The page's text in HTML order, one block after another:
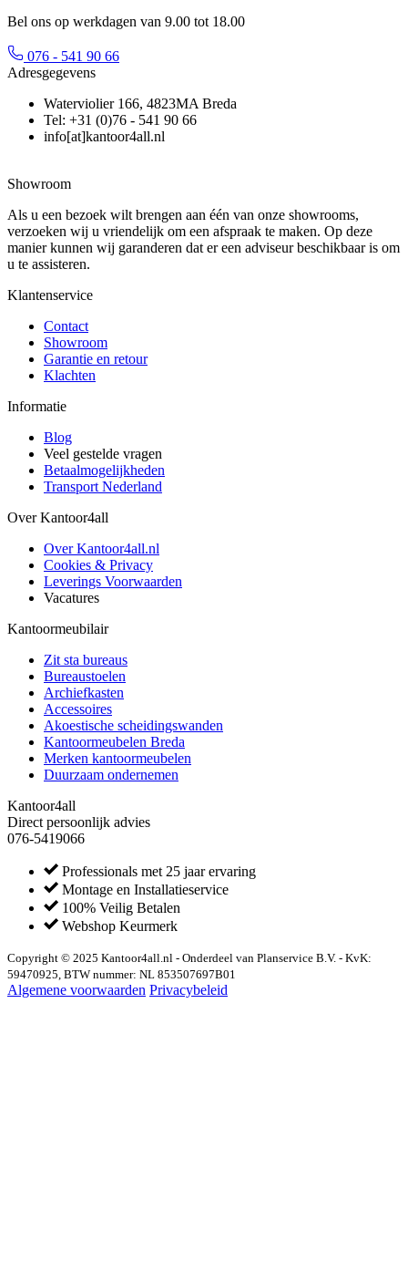
Bel ons op werkdagen van 9.00 tot 18.00
076 - 541 90 66
Adresgegevens
Waterviolier 166, 4823MA Breda
Tel: +31 (0)76 - 541 90 66
info[at]kantoor4all.nl
Showroom
Als u een bezoek wilt brengen aan één van onze showrooms,
verzoeken wij u vriendelijk om een afspraak te maken. Op deze
manier kunnen wij garanderen dat er een adviseur beschikbaar is om
u te assisteren.
Klantenservice
Contact
Showroom
Garantie en retour
Klachten
Informatie
Blog
Veel gestelde vragen
Betaalmogelijkheden
Transport Nederland
Over Kantoor4all
Over Kantoor4all.nl
Cookies & Privacy
Leverings Voorwaarden
Vacatures
Kantoormeubilair
Zit sta bureaus
Bureaustoelen
Archiefkasten
Accessoires
Akoestische scheidingswanden
Kantoormeubelen Breda
Merken kantoormeubelen
Duurzaam ondernemen
Kantoor4all
Direct persoonlijk advies
076-5419066
Professionals met 25 jaar ervaring
Montage en Installatieservice
100% Veilig Betalen
Webshop Keurmerk
Copyright © 2025 Kantoor4all.nl - Onderdeel van Planservice B.V. - KvK:
59470925, BTW nummer: NL 853507697B01
Algemene voorwaarden Privacybeleid